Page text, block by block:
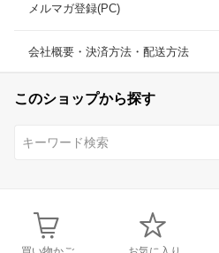
メルマガ登録(PC)
会社概要・決済方法・配送方法
このショップから探す